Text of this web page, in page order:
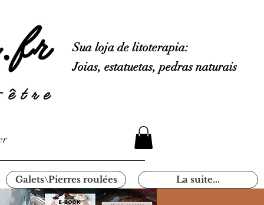
Sua loja de litoterapia:
Joias, estatuetas, pedras naturais
Galets\Pierres roulées La suite...